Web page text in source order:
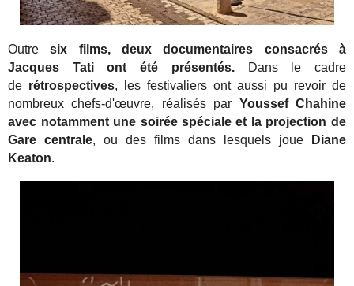
Outre six films, deux documentaires consacrés à
Jacques Tati ont été présentés.Dans le cadre
de rétrospectives, les festivaliers ont aussi pu revoir de
nombreux chefs-d'œuvre, réalisés par Youssef Chahine
avec notamment une soirée spéciale et la projection de
Gare centrale, ou des films dans lesquels joue
Diane
Keaton.